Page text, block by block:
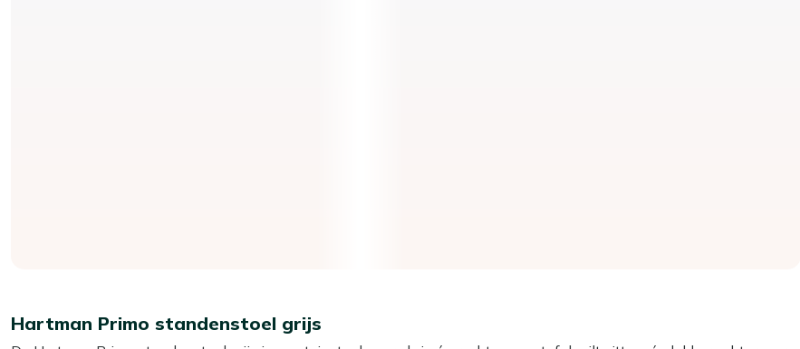
Hartman Primo standenstoel grijs